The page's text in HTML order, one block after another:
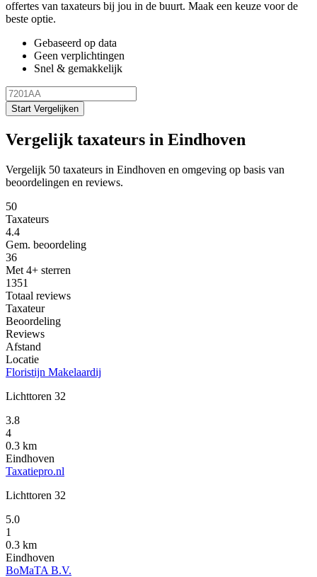
offertes van taxateurs bij jou in de buurt. Maak een keuze voor de
beste optie.
Gebaseerd op data
Geen verplichtingen
Snel & gemakkelijk
Start Vergelijken
Vergelijk taxateurs in Eindhoven
Vergelijk 50 taxateurs in Eindhoven en omgeving op basis van
beoordelingen en reviews.
50
Taxateurs
4.4
Gem. beoordeling
36
Met 4+ sterren
1351
Totaal reviews
Taxateur
Beoordeling
Reviews
Afstand
Locatie
Floristijn Makelaardij
Lichttoren 32
3.8
4
0.3 km
Eindhoven
Taxatiepro.nl
Lichttoren 32
5.0
1
0.3 km
Eindhoven
BoMaTA B.V.